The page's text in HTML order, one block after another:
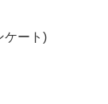
ケート)